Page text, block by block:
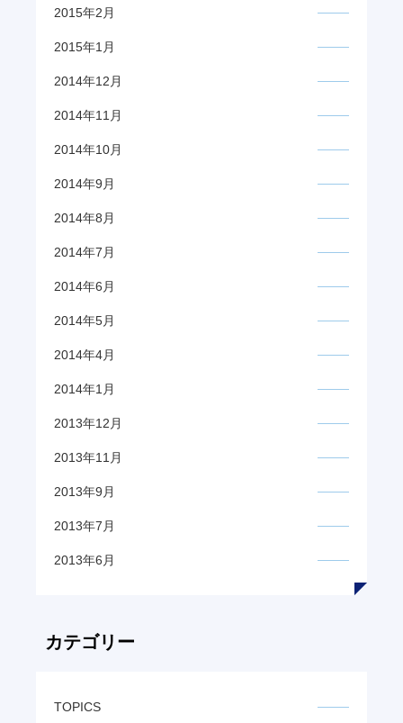
2015年2月
2015年1月
2014年12月
2014年11月
2014年10月
2014年9月
2014年8月
2014年7月
2014年6月
2014年5月
2014年4月
2014年1月
2013年12月
2013年11月
2013年9月
2013年7月
2013年6月
カテゴリー
TOPICS